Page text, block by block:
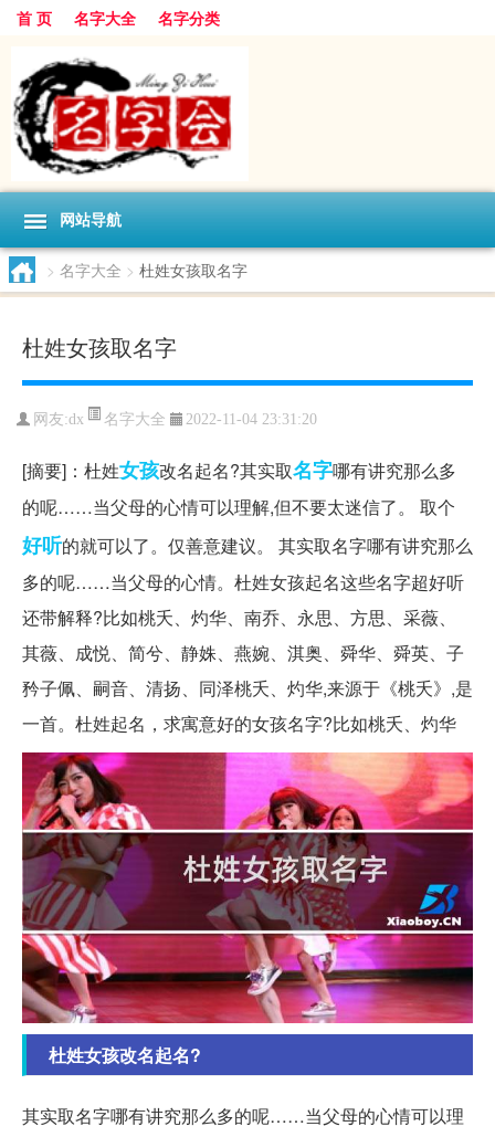
首 页 名字大全 名字分类
网站导航
> 名字大全 > 杜姓女孩取名字
杜姓女孩取名字
网友:dx 名字大全 2022-11-04 23:31:20
[摘要]：杜姓女孩改名起名?其实取名字哪有讲究那么多
的呢……当父母的心情可以理解,但不要太迷信了。 取个
好听的就可以了。仅善意建议。 其实取名字哪有讲究那么
多的呢……当父母的心情。杜姓女孩起名这些名字超好听
还带解释?比如桃夭、灼华、南乔、永思、方思、采薇、
其薇、成悦、简兮、静姝、燕婉、淇奥、舜华、舜英、子
矜子佩、嗣音、清扬、同泽桃夭、灼华,来源于《桃夭》,是
一首。杜姓起名，求寓意好的女孩名字?比如桃夭、灼华
杜姓女孩改名起名?
其实取名字哪有讲究那么多的呢……当父母的心情可以理